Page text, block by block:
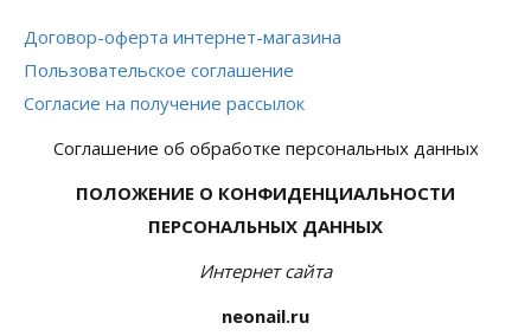
Договор-оферта интернет-магазина
Пользовательское соглашение
Согласие на получение рассылок
Соглашение об обработке персональных данных
ПОЛОЖЕНИЕ О КОНФИДЕНЦИАЛЬНОСТИ
ПЕРСОНАЛЬНЫХ ДАННЫХ
Интернет сайта
neonail.ru